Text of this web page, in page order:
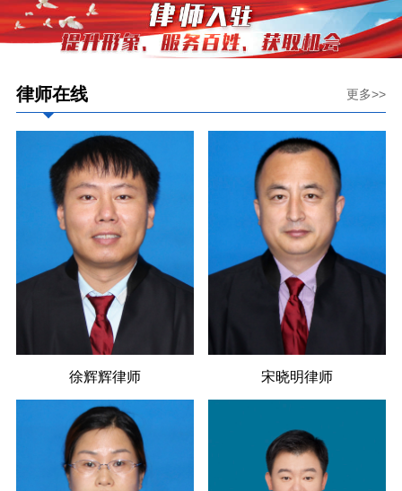
律师在线 更多>>
徐辉辉律师 宋晓明律师